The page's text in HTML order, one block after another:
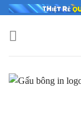
Skip
content